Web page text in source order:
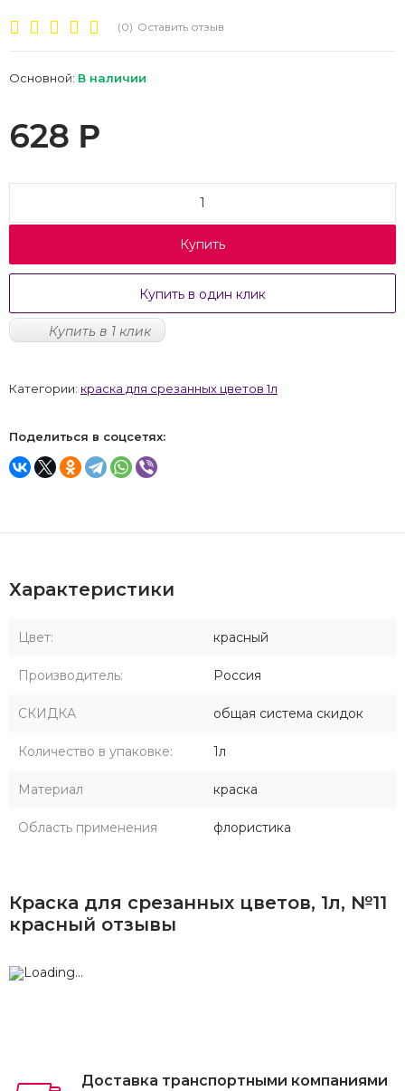
(0) Оставить отзыв
Основной: В наличии
628 Р
Купить
Купить в один клик
Купить в 1 клик
Категории: краска для срезанных цветов 1л
Поделиться в соцсетях:
Характеристики
Цвет: красный
Производитель: Россия
СКИДКА общая система скидок
Количество в упаковке: 1л
Материал краска
Область применения флористика
Краска для срезанных цветов, 1л, №11
красный отзывы
Доставка транспортными компаниями